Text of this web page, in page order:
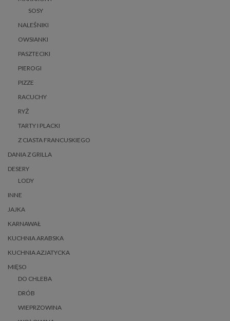
SOSY
NALEŚNIKI
OWSIANKI
PASZTECIKI
PIEROGI
PIZZE
RACUCHY
RYŻ
TARTY I PLACKI
Z CIASTA FRANCUSKIEGO
DANIA Z GRILLA
DESERY
LODY
INNE
JAJKA
KARNAWAŁ
KUCHNIA ARABSKA
KUCHNIA AZJATYCKA
MIĘSO
DO CHLEBA
DRÓB
WIEPRZOWINA